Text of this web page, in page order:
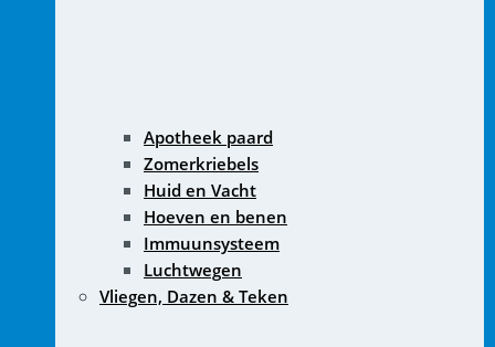
Apotheek paard
Zomerkriebels
Huid en Vacht
Hoeven en benen
Immuunsysteem
Luchtwegen
Vliegen, Dazen & Teken